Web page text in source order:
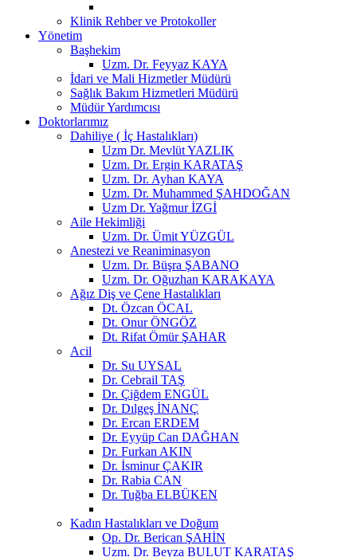
Klinik Rehber ve Protokoller
Yönetim
Başhekim
Uzm. Dr. Feyyaz KAYA
İdari ve Mali Hizmetler Müdürü
Sağlık Bakım Hizmetleri Müdürü
Müdür Yardımcısı
Doktorlarımız
Dahiliye ( İç Hastalıkları)
Uzm Dr. Mevlüt YAZLIK
Uzm. Dr. Ergin KARATAŞ
Uzm. Dr. Ayhan KAYA
Uzm. Dr. Muhammed ŞAHDOĞAN
Uzm Dr. Yağmur İZGİ
Aile Hekimliği
Uzm. Dr. Ümit YÜZGÜL
Anestezi ve Reaniminasyon
Uzm. Dr. Büşra ŞABANO
Uzm. Dr. Oğuzhan KARAKAYA
Ağız Diş ve Çene Hastalıkları
Dt. Özcan ÖCAL
Dt. Onur ÖNGÖZ
Dt. Rifat Ömür ŞAHAR
Acil
Dr. Su UYSAL
Dr. Cebrail TAŞ
Dr. Çiğdem ENGÜL
Dr. Dılgeş İNANÇ
Dr. Ercan ERDEM
Dr. Eyyüp Can DAĞHAN
Dr. Furkan AKIN
Dr. İsminur ÇAKIR
Dr. Rabia CAN
Dr. Tuğba ELBÜKEN
Kadın Hastalıkları ve Doğum
Op. Dr. Berican ŞAHİN
Uzm. Dr. Beyza BULUT KARATAŞ